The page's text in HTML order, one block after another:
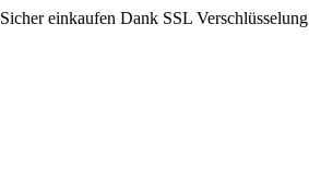
Sicher einkaufen Dank SSL Verschlüsselung